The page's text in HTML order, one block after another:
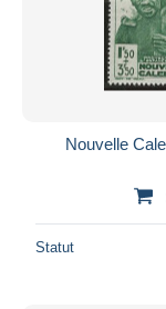
Nouvelle
Statut